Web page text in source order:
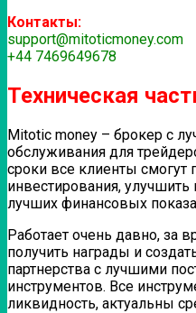
Контакты:
support@mitoticmoney.com
+44 7469649678
Техническая
Mitotic money – брокер с
обслуживания для
сроки все клиенты смогут
инвестирования,
лучших финансовых
Работает очень давно, за
получить награды и
партнерства с лучшими
инструментов. Все
ликвидность, актуальны